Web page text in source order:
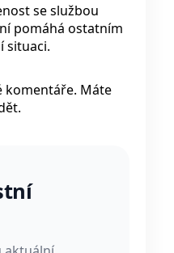
se službou
pomáhá ostatním
situaci.
komentáře. Máte